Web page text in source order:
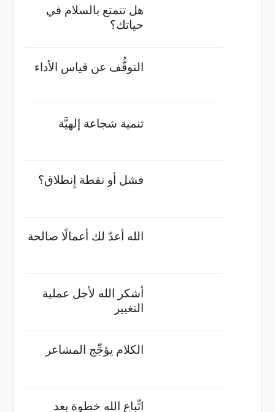
هل تتمتع بالسلام في
حياتك؟
التوقُّف عن قياس الأداء
تنمية شجاعة إلهيَّة
فشل أو نقطة إِنطلاق؟
الله أعدّ لك أعمالًا صالحة
أشكر الله لأجل عملية
التغيير
الكلام يؤجِّج المشاعر
اتِّباع الله خطوة بعد